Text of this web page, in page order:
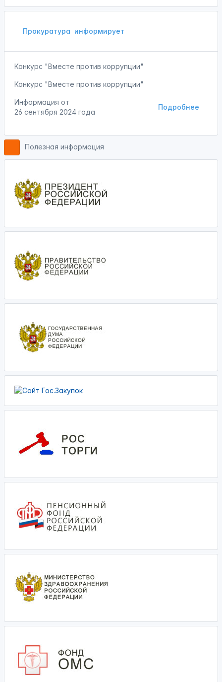
Прокуратура информирует
Конкурс "Вместе против коррупции"
Конкурс "Вместе против коррупции"
Подробнее
Информация от
26 сентября 2024 года
Полезная информация